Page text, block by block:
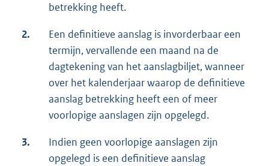
betrekking heeft.
2.
Een definitieve aanslag is invorderbaar een
termijn, vervallende een maand na de
dagtekening van het aanslagbiljet, wanneer
over het kalenderjaar waarop de definitieve
aanslag betrekking heeft een of meer
voorlopige aanslagen zijn opgelegd.
3.
Indien geen voorlopige aanslagen zijn
opgelegd is een definitieve aanslag